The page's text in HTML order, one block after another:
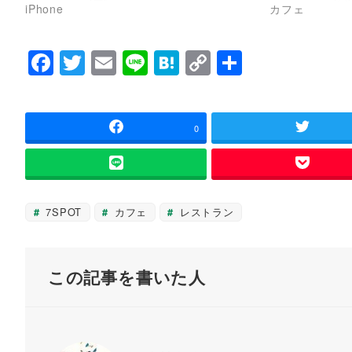
e
有
(
新
ィ
ウ
で
き
ま
ク
リ
ッ
く
い
(
し
い
ン
ま
す
iPhone
カフェ
F
c
e
o
o
T
tt
er
E
ai
l
Li
e
H
e
n
C
p
y
n
k
0
7SPOT カフェ レストラン
この記事を書いた人